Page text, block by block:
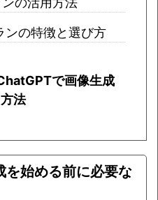
ンの特徴と選び方
で画像生成
法
始める前に必要な